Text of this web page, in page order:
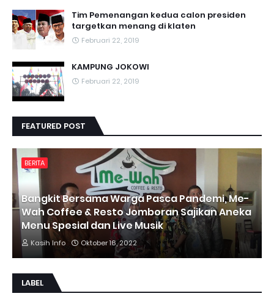
Tim Pemenangan kedua calon presiden
targetkan menang di klaten
Februari 22, 2019
KAMPUNG JOKOWI
Februari 22, 2019
FEATURED POST
BERITA
Bangkit Bersama Warga Pasca Pandemi, Me-
Wah Coffee & Resto Jomboran Sajikan Aneka
Menu Spesial dan Live Musik
Kasih Info Oktober 16, 2022
LABEL